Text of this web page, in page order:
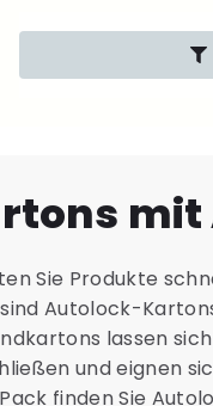
Sie Produkte
Autolock-
lassen
und eignen
finden Sie